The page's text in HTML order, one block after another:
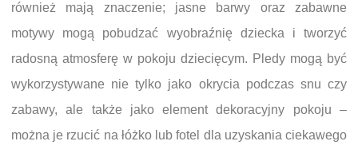
również mają znaczenie; jasne barwy oraz zabawne
motywy mogą pobudzać wyobraźnię dziecka i tworzyć
radosną atmosferę w pokoju dziecięcym. Pledy mogą być
wykorzystywane nie tylko jako okrycia podczas snu czy
zabawy, ale także jako element dekoracyjny pokoju –
można je rzucić na łóżko lub fotel dla uzyskania ciekawego